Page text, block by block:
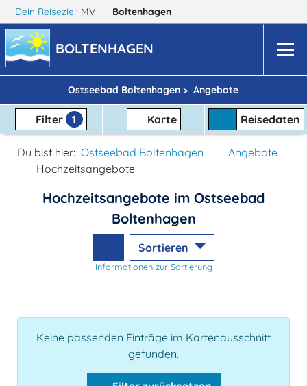
Dein Reiseziel: MV Boltenhagen
BOLTENHAGEN
Ostseebad Boltenhagen > Angebote
Filter 1 Karte Reisedaten
Du bist hier: Ostseebad Boltenhagen
Angebote
Hochzeitsangebote
Hochzeitsangebote im Ostseebad
Boltenhagen
Sortieren
Informationen zur Sortierung
Keine passenden Einträge im Kartenausschnitt
gefunden.